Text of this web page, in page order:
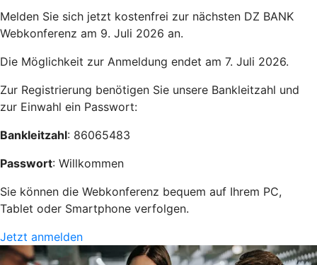
Melden Sie sich jetzt kostenfrei zur nächsten DZ BANK
Webkonferenz am 9. Juli 2026 an.
Die Möglichkeit zur Anmeldung endet am 7. Juli 2026.
Zur Registrierung benötigen Sie unsere Bankleitzahl und
zur Einwahl ein Passwort:
Bankleitzahl: 86065483
Passwort: Willkommen
Sie können die Webkonferenz bequem auf Ihrem PC,
Tablet oder Smartphone verfolgen.
Jetzt anmelden